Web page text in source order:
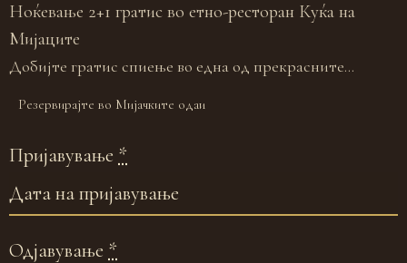
Ноќевање 2+1 гратис во етно-ресторан Куќа на
Мијаците
Добијте гратис спиење во една од прекрасните...
Резервирајте во Мијачките одаи
Пријавување *
Одјавување *